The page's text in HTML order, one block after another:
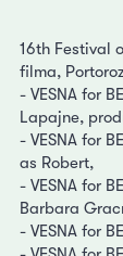
16th Festival
filma,
- VESNA for
Lapajne,
- VESNA for
as Robert,
- VESNA for
Barbara
- VESNA for